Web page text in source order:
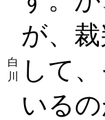
白
川
が、
して
いる